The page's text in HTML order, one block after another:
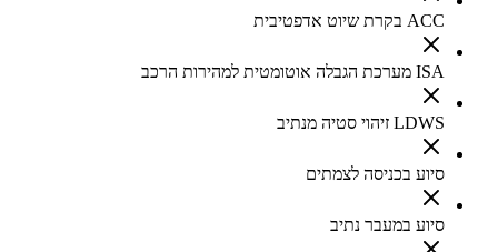
ACC בקרת שיוט אדפטיבית
ISA מערכת הגבלה אוטומטית למהירות הרכב
LDWS זיהוי סטיה מנתיב
סיוע בכניסה לצמתים
סיוע במעבר נתיב